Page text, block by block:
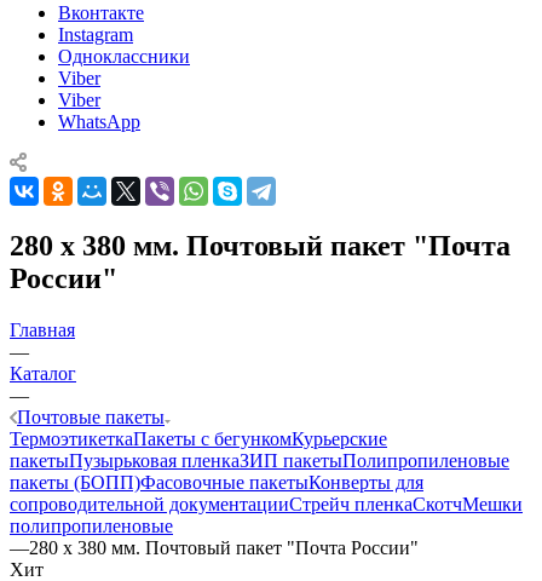
Вконтакте
Instagram
Одноклассники
Viber
Viber
WhatsApp
280 х 380 мм. Почтовый пакет "Почта
России"
Главная
—
Каталог
—
Почтовые пакеты
ТермоэтикеткаПакеты с бегункомКурьерские
пакетыПузырьковая пленкаЗИП пакетыПолипропиленовые
пакеты (БОПП)Фасовочные пакетыКонверты для
сопроводительной документацииСтрейч пленкаСкотчМешки
полипропиленовые
—280 х 380 мм. Почтовый пакет "Почта России"
Хит